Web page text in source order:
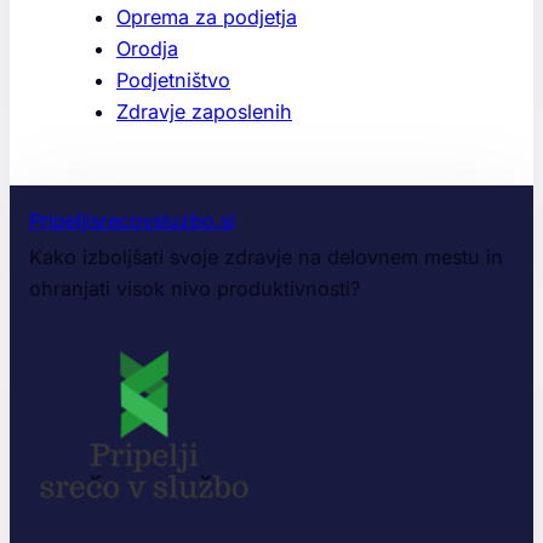
Oprema za podjetja
Orodja
Podjetništvo
Zdravje zaposlenih
Pripeljisrecovsluzbo.si
Kako izboljšati svoje zdravje na delovnem mestu in
ohranjati visok nivo produktivnosti?